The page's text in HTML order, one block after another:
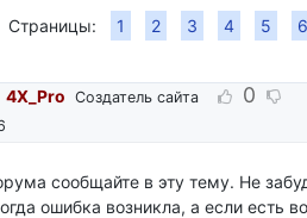
Страницы: 1 2 3 4 5 6
4X_Pro Создатель сайта 0
сообщайте в эту тему. Не
ошибка возникла, а если есть